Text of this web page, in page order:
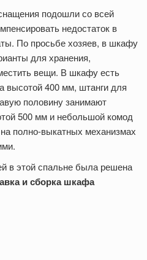
подошли со всей
недостаток в
По просьбе хозяев, в шкафу
для хранения,
вещи. В шкафу есть
высотой 400 мм, штанги для
половину занимают
500 мм и небольшой комод
полно-выкатных механизмах
в этой спальне была решена
и сборка шкафа